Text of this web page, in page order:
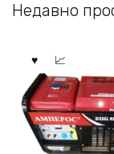
Недавно